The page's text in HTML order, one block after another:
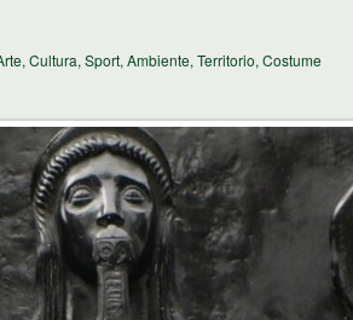
Cultura, Sport, Ambiente, Territorio, Costume